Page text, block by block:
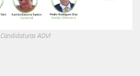
Candidaturas ADVI